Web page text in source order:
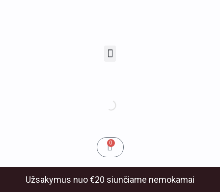
0Cart
Užsakymus nuo €20 siunčiame nemokamai